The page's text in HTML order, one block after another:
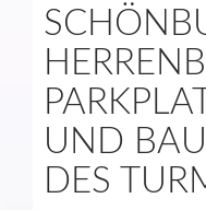
UND
DES